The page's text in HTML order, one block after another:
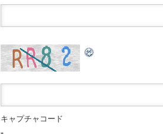
キャプチャコード